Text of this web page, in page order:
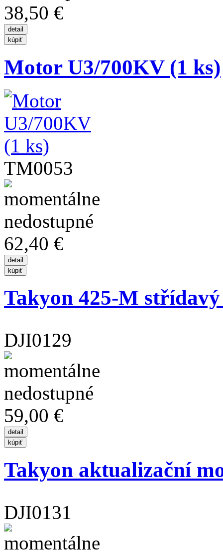
38,50 €
Motor U3/700KV (1 ks)
TM0053
62,40 €
Takyon 425-M
DJI0129
59,00 €
Takyon aktualizační
DJI0131